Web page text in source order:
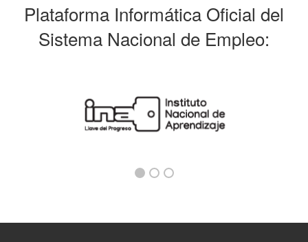
Plataforma Informática Oficial del
Sistema Nacional de Empleo: